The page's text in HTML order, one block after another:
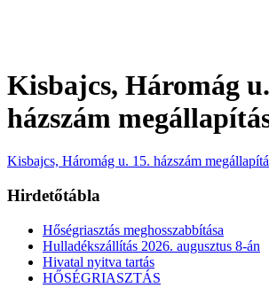
Kisbajcs, Háromág
házszám
Kisbajcs, Háromág u. 15. házszám
Hirdetőtábla
Hőségriasztás meghosszabbítása
Hulladékszállítás 2026. augusztus 8-án
Hivatal nyitva tartás
HŐSÉGRIASZTÁS